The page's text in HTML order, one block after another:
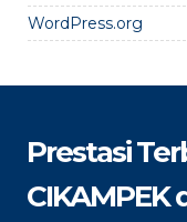
WordPress.org
Prestasi
CIKAMPEK